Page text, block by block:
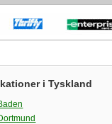
i Tyskland